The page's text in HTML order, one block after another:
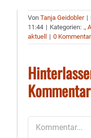
VonTanja Geidobler |
11:44 | Kategorien: .,
aktuell
| 0
Kommentar